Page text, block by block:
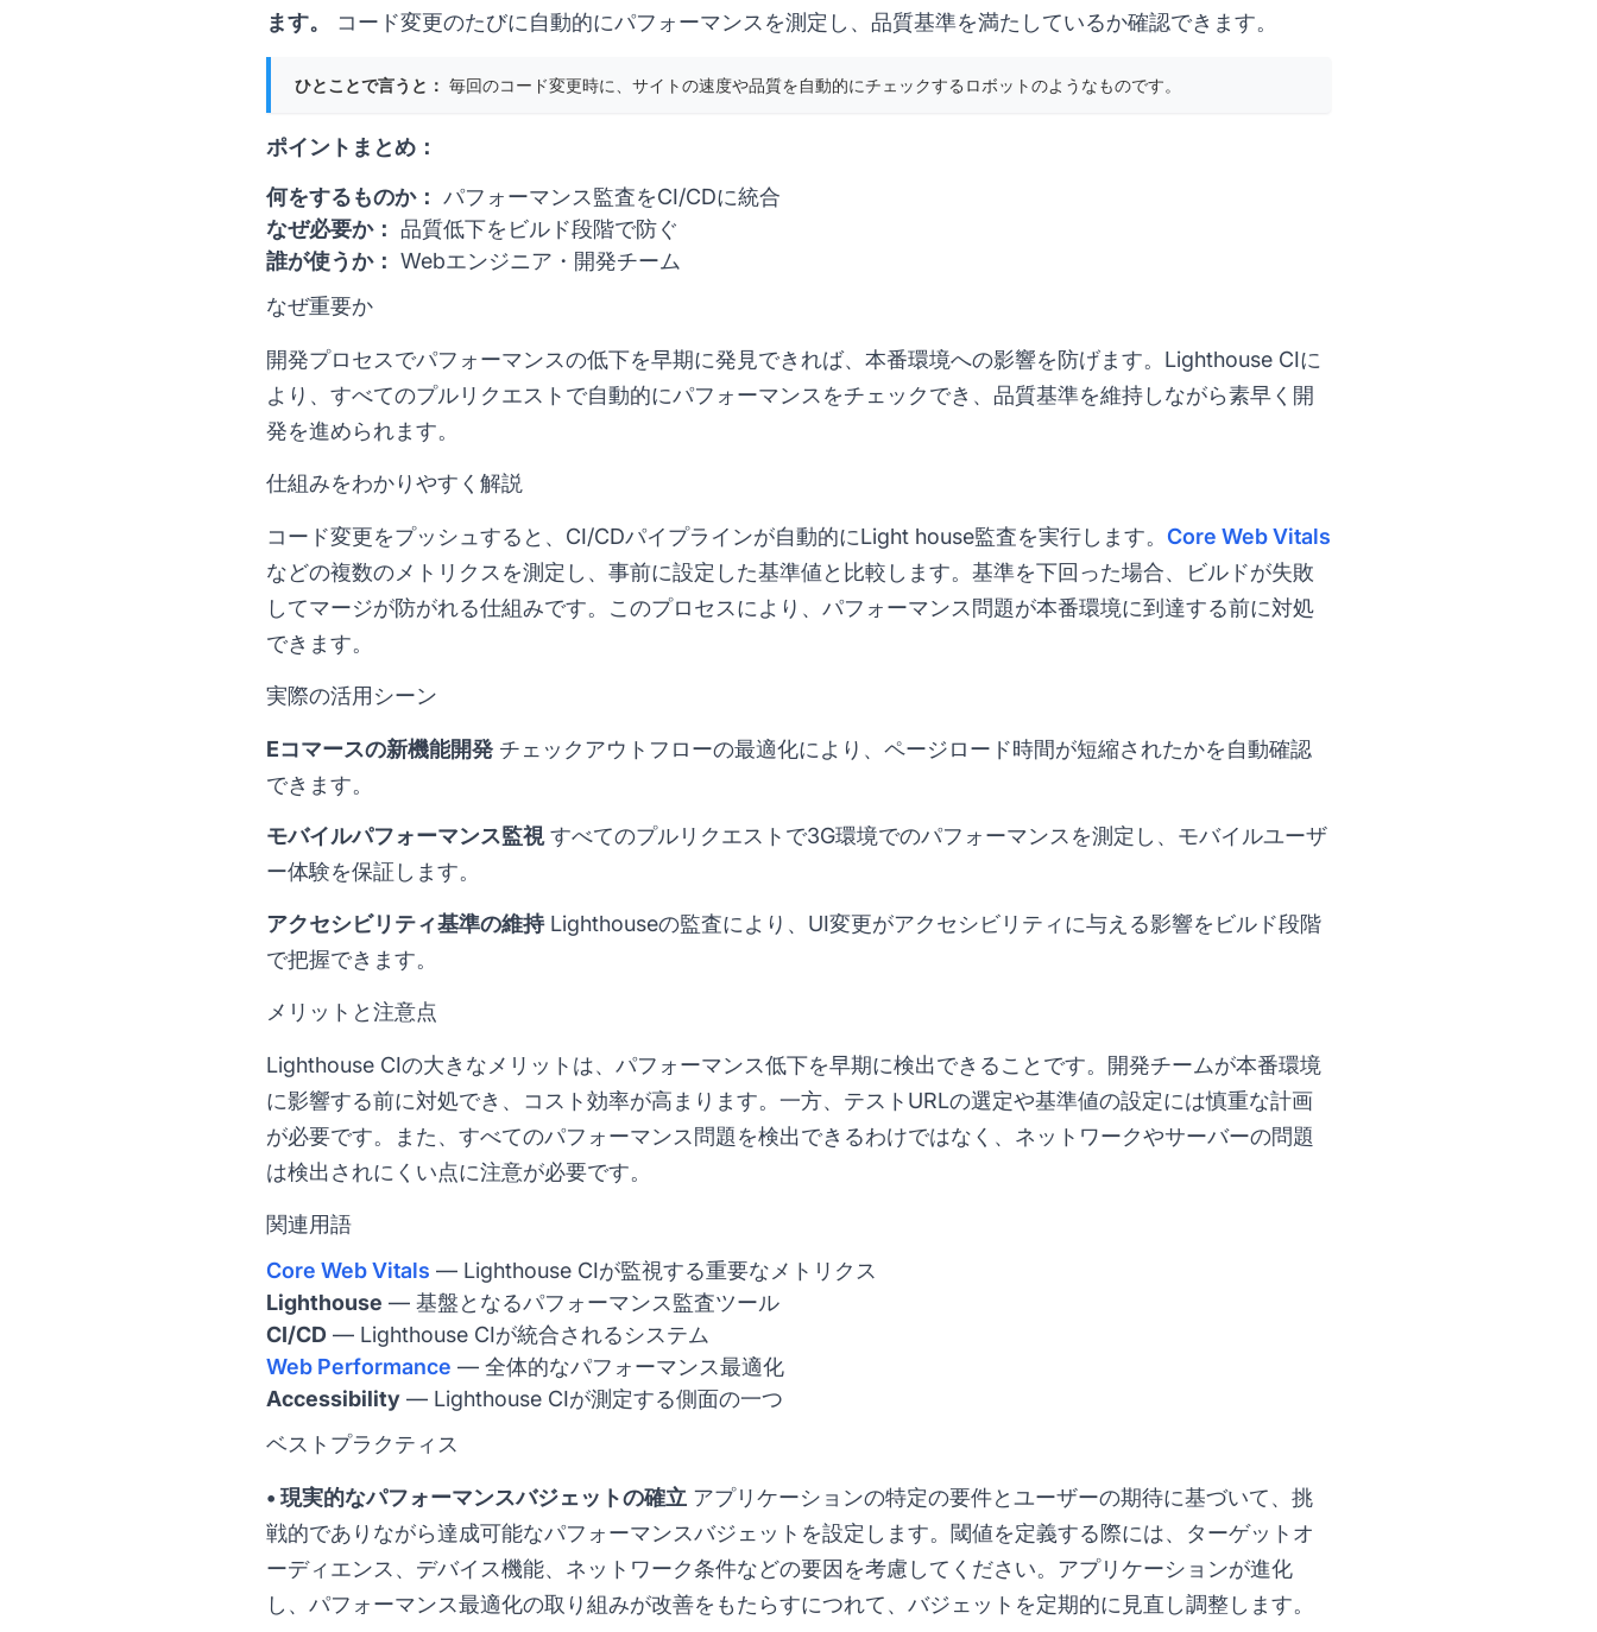
ます。
コード変更のたびに自動的にパフォーマンスを測定し、品質基準を満たしているか確認できます。
ひとことで言うと： 毎回のコード変更時に、サイトの速度や品質を自動的にチェックするロボットのようなものです。
ポイントまとめ：
何をするものか： パフォーマンス監査をCI/CDに統合
なぜ必要か：
品質低下をビルド段階で防ぐ
誰が使うか： Webエンジニア・開発チーム
なぜ重要か
開発プロセスでパフォーマンスの低下を早期に発見できれば、本番環境への影響を防げます。Lighthouse CIに
より、すべてのプルリクエストで自動的にパフォーマンスをチェックでき、品質基準を維持しながら素早く開
発を進められます。
仕組みをわかりやすく解説
コード変更をプッシュすると、CI/CDパイプラインが自動的にLight house監査を実行します。 Core Web Vitals
などの複数のメトリクスを測定し、事前に設定した基準値と比較します。基準を下回った場合、ビルドが失敗
してマージが防がれる仕組みです。このプロセスにより、パフォーマンス問題が本番環境に到達する前に対処
できます。
実際の活用シーン
Eコマースの新機能開発 チェックアウトフローの最適化により、ページロード時間が短縮されたかを自動確認
できます。
モバイルパフォーマンス監視すべてのプルリクエストで3G環境でのパフォーマンスを測定し、モバイルユーザ
ー体験を保証します。
アクセシビリティ基準の維持 Lighthouseの監査により、UI変更がアクセシビリティに与える影響をビルド段階
で把握できます。
メリットと注意点
Lighthouse CIの大きなメリットは、パフォーマンス低下を早期に検出できることです。開発チームが本番環境
に影響する前に対処でき、コスト効率が高まります。一方、テストURLの選定や基準値の設定には慎重な計画
が必要です。また、すべてのパフォーマンス問題を検出できるわけではなく、ネットワークやサーバーの問題
は検出されにくい点に注意が必要です。
関連用語
Core Web Vitals — Lighthouse CIが監視する重要なメトリクス
Lighthouse — 基盤となるパフォーマンス監査ツール
CI/CD — Lighthouse CIが統合されるシステム
Web Performance — 全体的なパフォーマンス最適化
Accessibility — Lighthouse CIが測定する側面の一つ
ベストプラクティス
• 現実的なパフォーマンスバジェットの確立 アプリケーションの特定の要件とユーザーの期待に基づいて、挑
戦的でありながら達成可能なパフォーマンスバジェットを設定します。閾値を定義する際には、ターゲットオ
ーディエンス、デバイス機能、ネットワーク条件などの要因を考慮してください。アプリケーションが進化
し、パフォーマンス最適化の取り組みが改善をもたらすにつれて、バジェットを定期的に見直し調整します。